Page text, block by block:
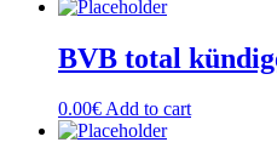
BVB total
0.00€Add to cart